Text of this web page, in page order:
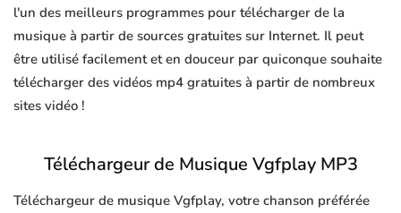
l'un des meilleurs programmes pour télécharger de la
musique à partir de sources gratuites sur Internet. Il peut
être utilisé facilement et en douceur par quiconque souhaite
télécharger des vidéos mp4 gratuites à partir de nombreux
sites vidéo !
Téléchargeur de Musique Vgfplay MP3
Téléchargeur de musique Vgfplay, votre chanson préférée